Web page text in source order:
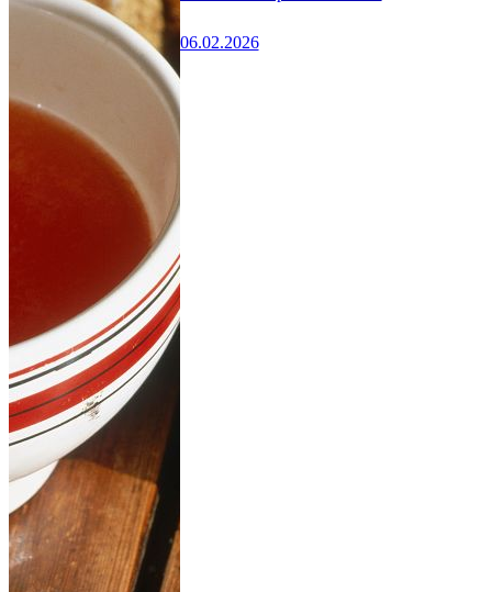
06.02.2026